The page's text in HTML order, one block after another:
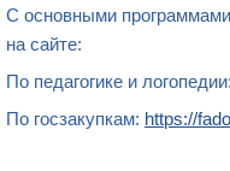
С основными
на сайте:
По педагогике и логопедии:
По госзакупкам: https://